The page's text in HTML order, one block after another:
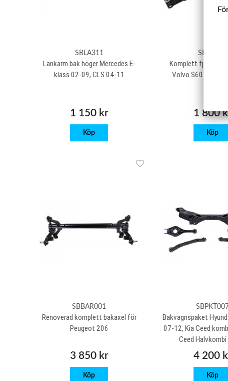
SBLA311
Länkarm bak höger Mercedes E-
klass 02-09, CLS 04-11
1 150 kr
Köp
SBKF044
Komplett fjäderben
Volvo S60 I, S80 I,
1 800
Köp
SBBAR001
Renoverad komplett bakaxel för
Peugeot 206
3 850 kr
Köp
Bakvagnspaket
07-12, Kia Ceed
Ceed
4 200
Köp